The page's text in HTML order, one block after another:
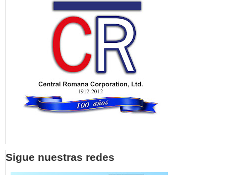
Sigue nuestras redes